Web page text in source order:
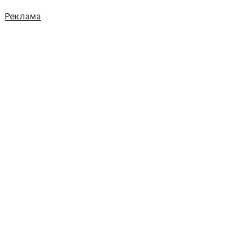
Реклама